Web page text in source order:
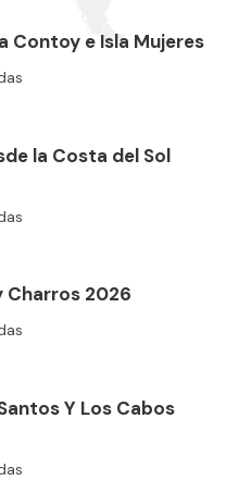
Contoy e Isla Mujeres
la Costa del Sol
Charros 2026
Y Los Cabos